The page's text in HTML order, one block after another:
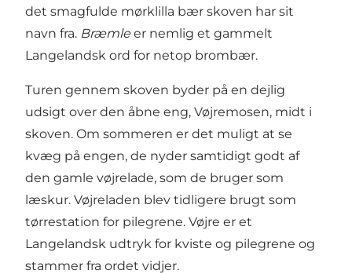
det smagfulde mørklilla bær skoven har sit
navn fra. Bræmle er nemlig et gammelt
Langelandsk ord for netop brombær.
Turen gennem skoven byder på en dejlig
udsigt over den åbne eng, Vøjremosen, midt i
skoven. Om sommeren er det muligt at se
kvæg på engen, de nyder samtidigt godt af
den gamle vøjrelade, som de bruger som
læskur. Vøjreladen blev tidligere brugt som
tørrestation for pilegrene. Vøjre er et
Langelandsk udtryk for kviste og pilegrene og
stammer fra ordet vidjer.